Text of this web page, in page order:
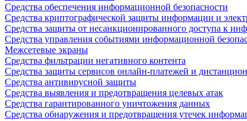
Средства обеспечения информационной безопасности
Средства криптографической защиты информации и
Средства защиты от несанкционированного доступа к
Средства управления событиями информационной
Межсетевые экраны
Средства фильтрации негативного контента
Средства защиты сервисов онлайн-платежей и
Средства антивирусной защиты
Средства выявления и предотвращения целевых атак
Средства гарантированного уничтожения данных
Средства обнаружения и предотвращения утечек